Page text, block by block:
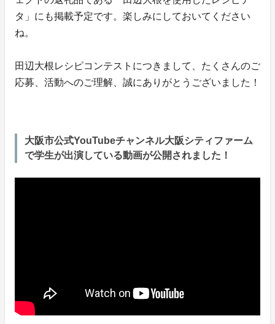
タ」にも掲載予定です。楽しみにしておいてください
ね。
田辺大根レシピコンテストにつきまして、たくさんのご
応募、活動へのご理解、誠にありがとうございました！
大阪市公式YouTubeチャンネル大阪シティファーム
で学生が出演している動画が公開されました！